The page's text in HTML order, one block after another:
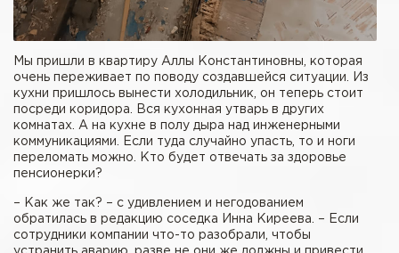
Мы пришли в квартиру Аллы Константиновны, которая
очень переживает по поводу создавшейся ситуации. Из
кухни пришлось вынести холодильник, он теперь стоит
посреди коридора. Вся кухонная утварь в других
комнатах. А на кухне в полу дыра над инженерными
коммуникациями. Если туда случайно упасть, то и ноги
переломать можно. Кто будет отвечать за здоровье
пенсионерки?
– Как же так? – с удивлением и негодованием
обратилась в редакцию соседка Инна Киреева. – Если
сотрудники компании что-то разобрали, чтобы